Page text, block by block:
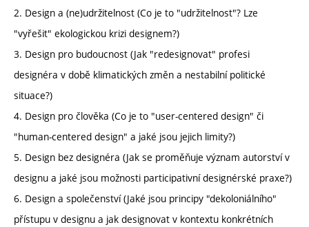
2. Design a (ne)udržitelnost (Co je to "udržitelnost"? Lze
"vyřešit" ekologickou krizi designem?)
3. Design pro budoucnost (Jak "redesignovat" profesi
designéra v době klimatických změn a nestabilní politické
situace?)
4. Design pro člověka (Co je to "user-centered design" či
"human-centered design" a jaké jsou jejich limity?)
5. Design bez designéra (Jak se proměňuje význam autorství v
designu a jaké jsou možnosti participativní designérské praxe?)
6. Design a společenství (Jaké jsou principy "dekoloniálního"
přístupu v designu a jak designovat v kontextu konkrétních